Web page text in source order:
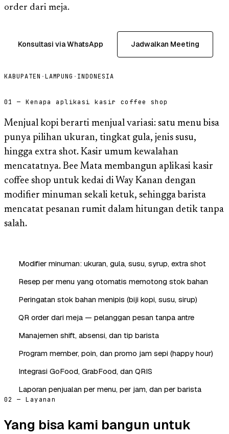
order dari meja.
Konsultasi via WhatsApp Jadwalkan Meeting
KABUPATEN ·LAMPUNG · INDONESIA
01 — Kenapa aplikasi kasir coffee shop
Menjual kopi berarti menjual variasi: satu menu bisa
punya pilihan ukuran, tingkat gula, jenis susu,
hingga extra shot. Kasir umum kewalahan
mencatatnya. Bee Mata membangun aplikasi kasir
coffee shop untuk kedai di Way Kanan dengan
modifier minuman sekali ketuk, sehingga barista
mencatat pesanan rumit dalam hitungan detik tanpa
salah.
Modifier minuman: ukuran, gula, susu, syrup, extra shot
Resep per menu yang otomatis memotong stok bahan
Peringatan stok bahan menipis (biji kopi, susu, sirup)
QR order dari meja — pelanggan pesan tanpa antre
Manajemen shift, absensi, dan tip barista
Program member, poin, dan promo jam sepi (happy hour)
Integrasi GoFood, GrabFood, dan QRIS
Laporan penjualan per menu, per jam, dan per barista
02 — Layanan
Yang bisa kami bangun untuk